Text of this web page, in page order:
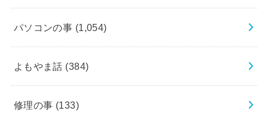
パソコンの事 (1,054)
よもやま話 (384)
修理の事 (133)